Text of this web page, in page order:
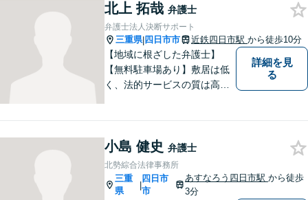
して、一緒に解決方法を考え
る手助けをさせていただけれ
ばと思いますので、お気軽に
ご相談ください。
北上 拓哉 弁護士
弁護士法人決断サポート
三重県| 四日市市 近鉄四日市駅 から徒歩10分
【地域に根ざした弁護士】
【無料駐車場あり】敷居は低
く、法的サービスの質は高く
題／離婚問題／相続問題／企
業法務など、幅広く対応可
能。【明確な料金体系】どう
ぞご連絡ください。
詳細を見
る
小島 健史 弁護士
北勢綜合法律事務所
三重
県
|
四日市
市
あすなろう四日市駅 から徒歩
3分